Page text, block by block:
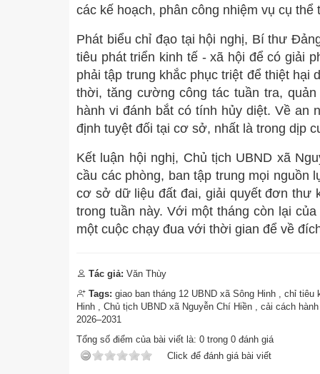
các kế hoạch, phân công nhiệm vụ cụ thể
Phát biểu chỉ đạo tại hội nghị, Bí thư
tiêu phát triển kinh tế - xã hội để có giải
phải tập trung khắc phục triệt để thiệt hại
thời, tăng cường công tác tuần tra,
hành vi đánh bắt có tính hủy diệt. Về
định tuyệt đối tại cơ sở, nhất là trong dịp
Kết luận hội nghị, Chủ tịch UBND xã
cầu các phòng, ban tập trung mọi nguồn
cơ sở dữ liệu đất đai, giải quyết đơn thư
trong tuần này. Với một tháng còn lại
một cuộc chạy đua với thời gian để về
Tác giả: Văn Thùy
Tags: giao ban tháng 12 UBND xã Sông Hinh chỉ tiêu
Hinh
Chủ tịch UBND xã Nguyễn Chí Hiền cải cách
2026–2031
Tổng số điểm của bài viết là: 0 trong 0 đánh giá
Click để đánh giá bài viết